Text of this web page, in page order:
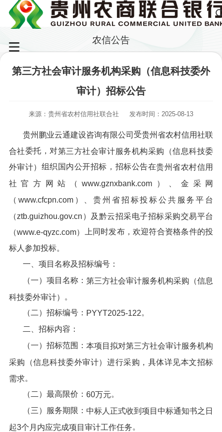
农信公告
第三方社会审计服务机构采购（信息科技委外
审计）招标公告
来源：贵州省农村信用社联合社 发布时间：2025-08-13
贵州鹏业云通建设咨询有限公司 受贵州省农村信用社联
合社委托，对第三方社会审计服务机构采购（信息科技委
外审计） 组织国内公开招标，招标公告在贵州省农村信用
社官方网站（www.gznxbank.com）、金采网
（www.cfcpn.com）、贵州省招标投标公共服务平台
（ztb.guizhou.gov.cn ） 及黔云招采电子招标采购交易平台
（www.e-qyzc.com）
上同时发布，欢迎符合资格条件的投
标人参加投标。
一、项目名称及招标编号：
（一）项目名称：第三方社会审计服务机构采购（信息
科技委外审计）
。
（二）招标编号： PYYT2025-122。
二、招标内容：
（一）招标范围：本项目拟对第三方社会审计服务机构
采购（信息科技委外审计） 进行采购， 具体详见本文招标
需求。
（二）最高限价： 60万元。
（三）服务期限： 中标人正式收到项目中标通知书之日
起3个月内应完成项目审计工作任务。